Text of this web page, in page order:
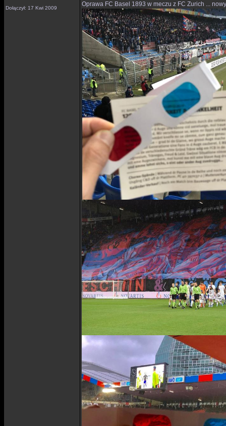
Dołączył: 17 Kwi 2009
Oprawa FC Basel 1893 w meczu z FC Zurich ...